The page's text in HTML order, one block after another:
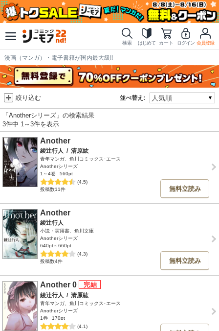
検索 はじめて カート ログイン 会員登録
漫画（マンガ）・電子書籍が国内最大級!!
並べ替え:
絞り込む
「Anotherシリーズ」の検索結果
3件中 1～3件を表示
Another
綾辻行人 / 清原紘
青年マンガ、角川コミックス･エース
Anotherシリーズ
1～4巻
560pt
(4.5)
投稿数11件
無料立読み
Another
綾辻行人
小説・実用書、角川文庫
Anotherシリーズ
640pt～660pt
(4.3)
投稿数4件
無料立読み
Another 0
綾辻行人 / 清原紘
青年マンガ、角川コミックス･エース
Anotherシリーズ
1巻
170pt
(4.1)